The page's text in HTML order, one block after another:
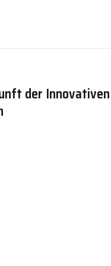
der Innovativen